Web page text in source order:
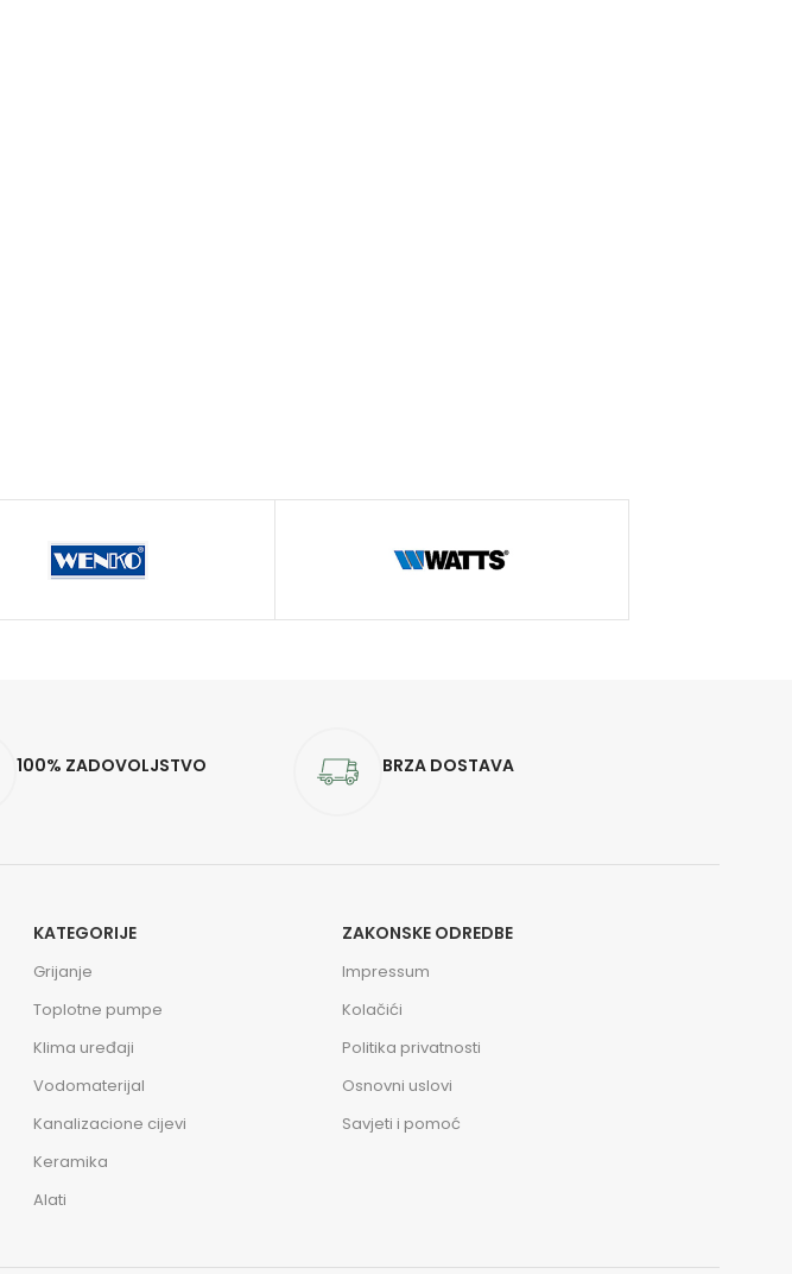
100% ZADOVOLJSTVO BRZA DOSTAVA
KATEGORIJE
Grijanje
Toplotne pumpe
Klima uređaji
Vodomaterijal
Kanalizacione cijevi
Keramika
Alati
ZAKONSKE ODREDBE
Impressum
Kolačići
Politika privatnosti
Osnovni uslovi
Savjeti i pomoć